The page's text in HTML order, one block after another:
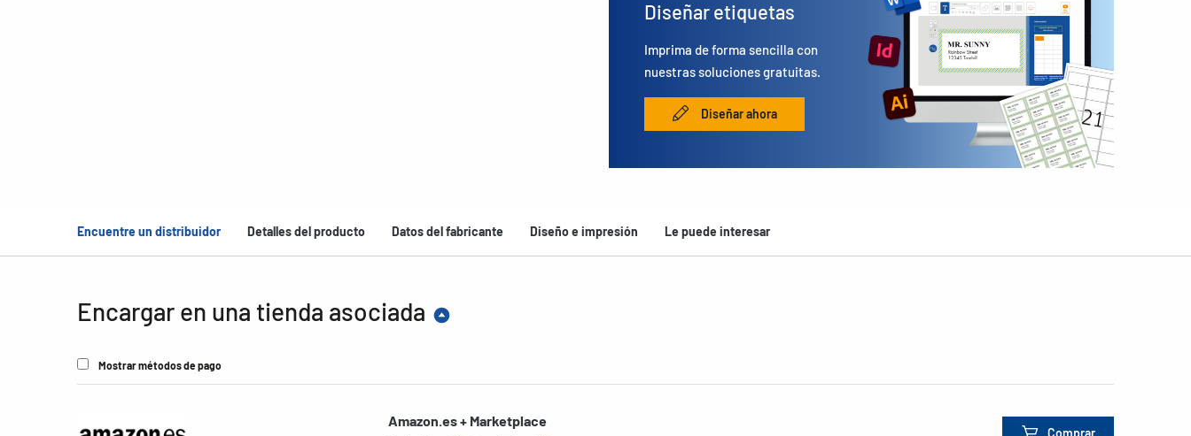
Diseñar etiquetas
Imprima de forma sencilla con
nuestras soluciones gratuitas.
Diseñar ahora
Encuentre un distribuidor Detalles del producto Datos del fabricante Diseño e impresión Le puede interesar
Encargar en una tienda asociada
Mostrar métodos de pago
Amazon.es + Marketplace
Comprar